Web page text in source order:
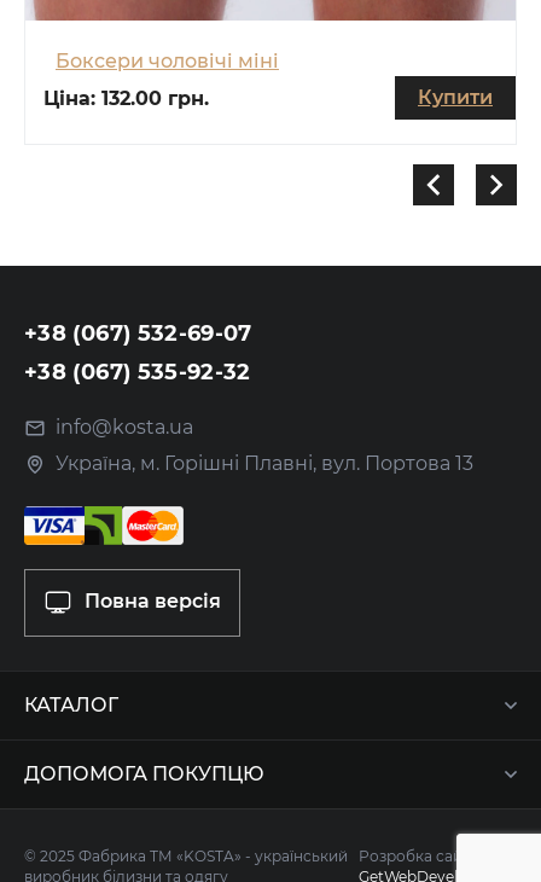
Боксери чоловічі міні
Ціна: 132.00 грн. Купити
+38 (067) 532-69-07
+38 (067) 535-92-32
info@kosta.ua
Україна, м. Горішні Плавні, вул. Портова 13
Повна версія
КАТАЛОГ
ДОПОМОГА ПОКУПЦЮ
© 2025 Фабрика ТМ «KOSTA» - український
виробник білизни та одягу
Розробка сайту -
GetWebDevelop